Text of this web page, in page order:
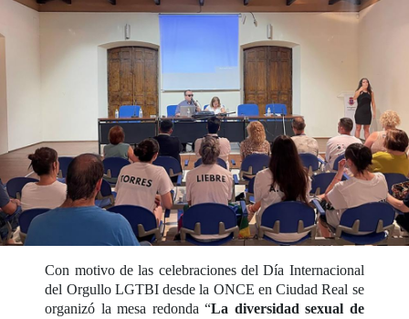
Con motivo de las celebraciones del Día Internacional
del Orgullo LGTBI desde la ONCE en Ciudad Real se
organizó la mesa redonda “La diversidad sexual de